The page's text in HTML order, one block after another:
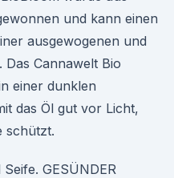
und kann einen
ausgewogenen und
Cannawelt Bio
einer dunklen
das Öl gut vor Licht,
schützt.
GESÜNDER